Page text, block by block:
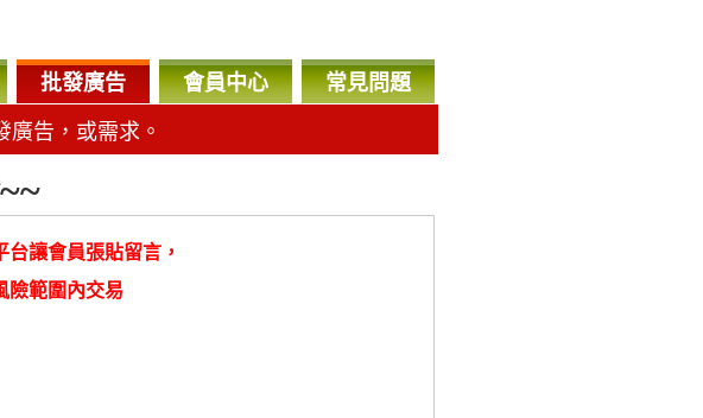
批發廣告 會員中心 常見問題
告，或需求。
讓會員張貼留言，
險範圍內交易